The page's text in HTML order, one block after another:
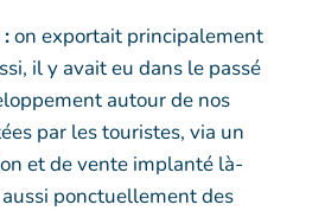
on exportait principalement
il y avait eu dans le passé
autour de nos
par les touristes, via un
et de vente implanté là-
ponctuellement des